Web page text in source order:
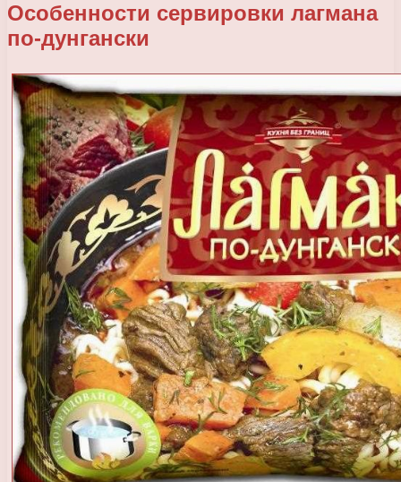
Особенности сервировки лагмана
по-дунгански